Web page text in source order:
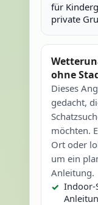
für
private
ohne
Dieses
gedacht,
möchten.
Ort oder
um ein
Anleitung.
Indoor-